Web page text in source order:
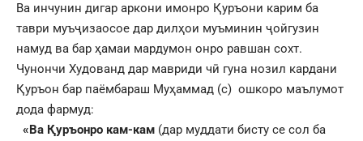
Ва инчунин дигар аркони имонро Қуръони карим ба
таври муъҷизаосое дар дилҳои муъминин ҷойгузин
намуд ва бар ҳамаи мардумон онро равшан сохт.
Чунончи Худованд дар мавриди чӣ гуна нозил кардани
Қуръон бар паёмбараш Муҳаммад (с) ошкоро маълумот
дода фармуд:
«Ва Қуръонро кам-кам (дар муддати бисту се сол ба